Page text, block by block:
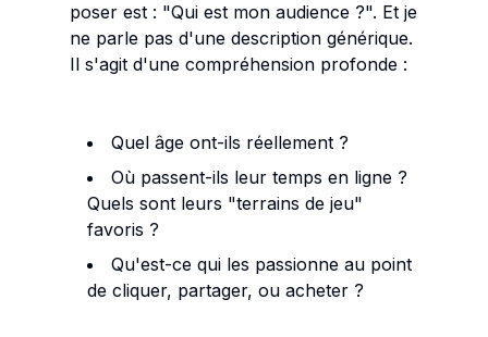
poser est : "Qui est mon audience ?". Et je
ne parle pas d'une description générique.
Il s'agit d'une compréhension profonde :
Quel âge ont-ils réellement ?
Où passent-ils leur temps en ligne ?
Quels sont leurs "terrains de jeu"
favoris ?
Qu'est-ce qui les passionne au point
de cliquer, partager, ou acheter ?